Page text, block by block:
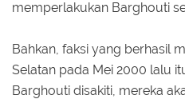
memperlakukan Barghouti
Bahkan, faksi yang berhasil
Selatan pada Mei 2000 lalu
Barghouti disakiti, mereka